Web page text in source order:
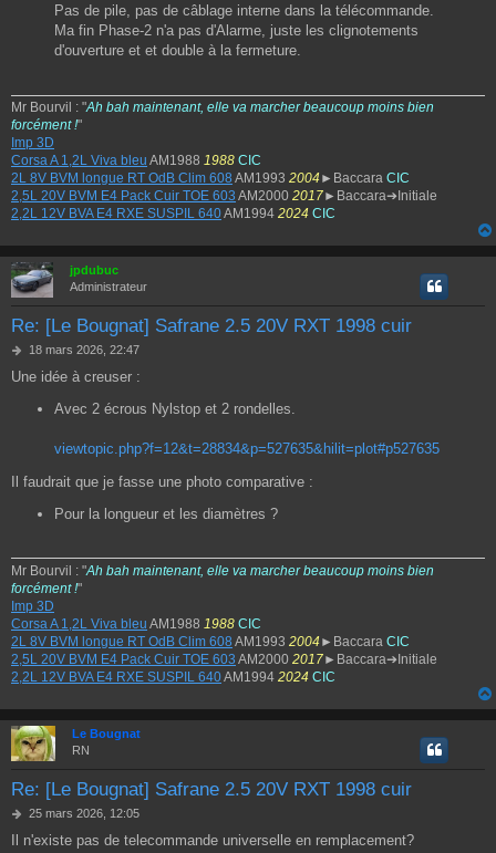
Pas de pile, pas de câblage interne dans la télécommande.
Ma fin Phase-2 n'a pas d'Alarme, juste les clignotements
d'ouverture et et double à la fermeture.
Mr Bourvil : "Ah bah maintenant, elle va marcher beaucoup moins bien
forcément !"
Imp 3D
Corsa A 1,2L Viva bleu AM1988 1988 CIC
2L 8V BVM longue RT OdB Clim 608 AM1993 2004 ►Baccara CIC
2,5L 20V BVM E4 Pack Cuir TOE 603 AM2000 2017►Baccara➔Initiale
2,2L 12V BVA E4 RXE SUSPIL 640AM1994 2024 CIC
jpdubuc
Administrateur
Re: [Le Bougnat] Safrane 2.5 20V RXT 1998 cuir
M
s
18 mars 2026, 22:47
Une idée à creuser :
Avec 2 écrous Nylstop et 2 rondelles.
viewtopic.php?f=12&t=28834&p=527635&hilit=plot#p527635
Il faudrait que je fasse une photo comparative :
Pour la longueur et les diamètres ?
Mr Bourvil : "Ah bah maintenant, elle va marcher beaucoup moins bien
forcément !"
Imp 3D
Corsa A 1,2L Viva bleu AM1988 1988 CIC
2L 8V BVM longue RT OdB Clim 608 AM1993 2004 ►Baccara CIC
2,5L 20V BVM E4 Pack Cuir TOE 603 AM2000 2017►Baccara➔Initiale
2,2L 12V BVA E4 RXE SUSPIL 640AM1994 2024 CIC
Le Bougnat
RN
Re: [Le Bougnat] Safrane 2.5 20V RXT 1998 cuir
M
s
25 mars 2026, 12:05
Il n'existe pas de telecommande universelle en remplacement?